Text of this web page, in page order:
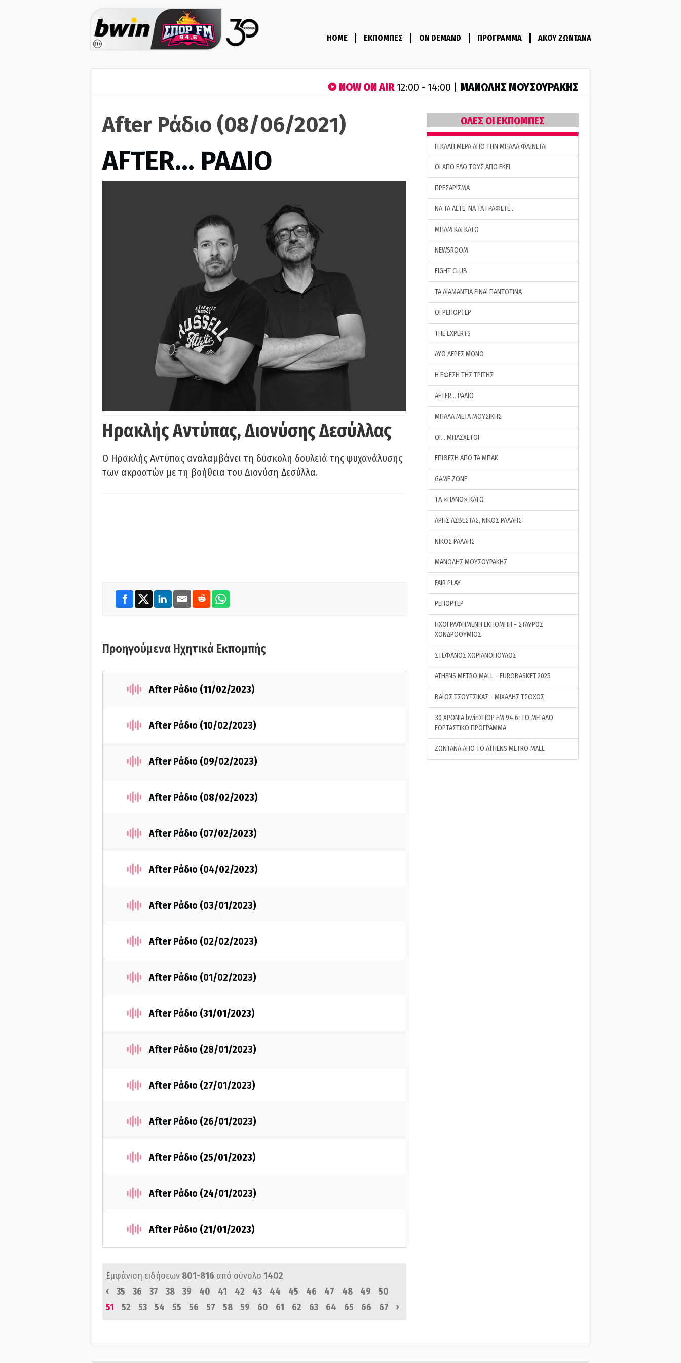
HOME ΕΚΠΟΜΠΕΣ ON DEMAND ΠΡΟΓΡΑΜΜΑ ΑΚΟΥ ΖΩΝΤΑΝΑ
NOW ON AIR12:00 - 14:00 | ΜΑΝΩΛΗΣ ΜΟΥΣΟΥΡΑΚΗΣ
After Ράδιο (08/06/2021)
AFTER… ΡΑΔΙΟ
Ηρακλής Αντύπας, Διονύσης Δεσύλλας
Ο Ηρακλής Αντύπας αναλαμβάνει τη δύσκολη δουλειά της ψυχανάλυσης
των ακροατών με τη βοήθεια του Διονύση Δεσύλλα.
Προηγούμενα Ηχητικά Εκπομπής
After Ράδιο (11/02/2023)
After Ράδιο (10/02/2023)
After Ράδιο (09/02/2023)
After Ράδιο (08/02/2023)
After Ράδιο (07/02/2023)
After Ράδιο (04/02/2023)
After Ράδιο (03/01/2023)
After Ράδιο (02/02/2023)
After Ράδιο (01/02/2023)
After Ράδιο (31/01/2023)
After Ράδιο (28/01/2023)
After Ράδιο (27/01/2023)
After Ράδιο (26/01/2023)
After Ράδιο (25/01/2023)
After Ράδιο (24/01/2023)
After Ράδιο (21/01/2023)
Εμφάνιση ειδήσεων 801-816 από σύνολο 1402
‹
35 36 37 38 39 40 41 42 43 44 45 46 47 48 49
50
51
52 53 54 55 56 57 58 59 60 61 62 63 64 65 66 67 ›
ΟΛΕΣ ΟΙ ΕΚΠΟΜΠΕΣ
H ΚΑΛΗ ΜΕΡΑ ΑΠΟ ΤΗΝ ΜΠΑΛΑ ΦΑΙΝΕΤΑΙ
ΟΙ ΑΠΟ ΕΔΩ ΤΟΥΣ ΑΠΟ ΕΚΕΙ
ΠΡΕΣΑΡΙΣΜΑ
ΝΑ ΤΑ ΛΕΤΕ, ΝΑ ΤΑ ΓΡΑΦΕΤΕ…
ΜΠΑΜ ΚΑΙ ΚΑΤΩ
NEWSROOM
FIGHT CLUB
ΤΑ ΔΙΑΜΑΝΤΙΑ ΕΙΝΑΙ ΠΑΝΤΟΤΙΝΑ
ΟΙ ΡΕΠΟΡΤΕΡ
THE EXPERTS
ΔΥΟ ΛΕΡΕΣ ΜΟΝΟ
Η ΕΦΕΣΗ ΤΗΣ ΤΡΙΤΗΣ
AFTER… ΡΑΔΙΟ
ΜΠΑΛΑ ΜΕΤΑ ΜΟΥΣΙΚΗΣ
ΟΙ… ΜΠΑΣΧΕΤΟΙ
ΕΠΙΘΕΣΗ ΑΠΟ ΤΑ ΜΠΑΚ
GAME ZONE
ΤA «ΠΑΝΟ» ΚΑΤΩ
ΑΡΗΣ ΑΣΒΕΣΤΑΣ, ΝΙΚΟΣ ΡΑΛΛΗΣ
ΝΙΚΟΣ ΡΑΛΛΗΣ
ΜΑΝΩΛΗΣ ΜΟΥΣΟΥΡΑΚΗΣ
FAIR PLAY
ΡΕΠΟΡΤΕΡ
ΗΧΟΓΡΑΦΗΜΕΝΗ ΕΚΠΟΜΠΗ - ΣΤΑΥΡΟΣ
ΧΟΝΔΡΟΘΥΜΙΟΣ
ΣΤΕΦΑΝΟΣ ΧΩΡΙΑΝΟΠΟΥΛΟΣ
ATHENS METRO MALL - EUROBASKET 2025
ΒΑΪΟΣ ΤΣΟΥΤΣΙΚΑΣ - ΜΙΧΑΛΗΣ ΤΣΟΧΟΣ
30 ΧΡΟΝΙΑ bwinΣΠΟΡ FM 94,6: ΤΟ ΜΕΓΑΛΟ
ΕΟΡΤΑΣΤΙΚΟ ΠΡΟΓΡΑΜΜΑ
ΖΩΝΤΑΝΑ ΑΠΟ ΤΟ ATHENS METRO MALL